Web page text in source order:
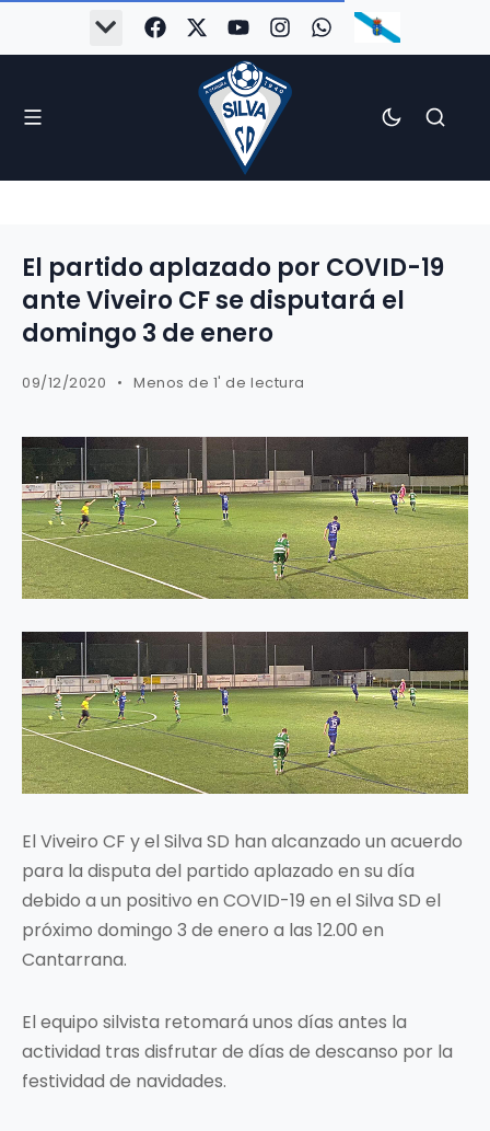
El partido aplazado por COVID-19
ante Viveiro CF se disputará el
domingo 3 de enero
09/12/2020 Menos de 1' de lectura
El Viveiro CF y el Silva SD han alcanzado un acuerdo
para la disputa del partido aplazado en su día
debido a un positivo en COVID-19 en el Silva SD el
próximo domingo 3 de enero a las 12.00 en
Cantarrana.
El equipo silvista retomará unos días antes la
actividad tras disfrutar de días de descanso por la
festividad de navidades.